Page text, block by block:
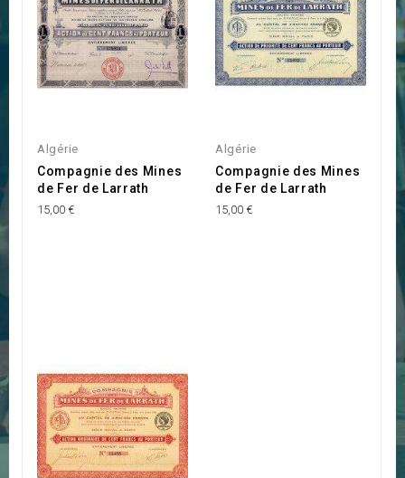
Algérie
Compagnie des Mines
de Fer de Larrath
15,00 €
Algérie
Compagnie des Mines
de Fer de Larrath
15,00 €